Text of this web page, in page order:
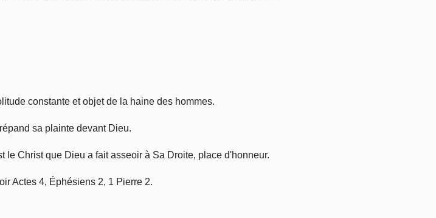
constante et objet de la haine des hommes.
sa plainte devant Dieu.
le Christ que Dieu a fait asseoir à Sa Droite, place d'honneur.
Actes 4, Éphésiens 2, 1 Pierre 2.